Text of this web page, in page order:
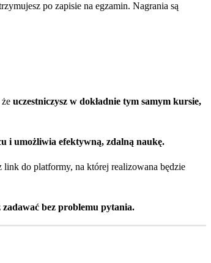
po zapisie na egzamin. Nagrania są
uczestniczysz w dokładnie tym samym kursie,
i umożliwia efektywną, zdalną naukę.
link do platformy, na której realizowana będzie
zadawać bez problemu pytania.